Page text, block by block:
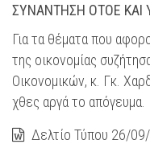
ΣΥΝΑΝΤΗΣΗ ΟΤΟΕ ΚΑΙ
Για τα θέματα που
της οικονομίας
Οικονομικών, κ. Γκ.
χθες αργά το απόγευμα.
Δελτίο Τύπου 26/